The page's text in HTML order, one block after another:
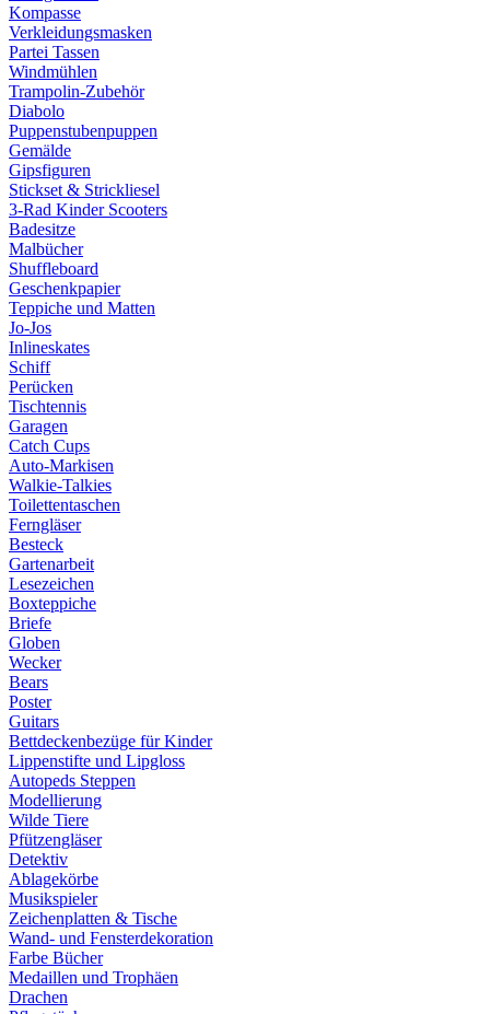
Kompasse
Verkleidungsmasken
Partei Tassen
Windmühlen
Trampolin-Zubehör
Diabolo
Puppenstubenpuppen
Gemälde
Gipsfiguren
Stickset & Strickliesel
3-Rad Kinder Scooters
Badesitze
Malbücher
Shuffleboard
Geschenkpapier
Teppiche und Matten
Jo-Jos
Inlineskates
Schiff
Perücken
Tischtennis
Garagen
Catch Cups
Auto-Markisen
Walkie-Talkies
Toilettentaschen
Ferngläser
Besteck
Gartenarbeit
Lesezeichen
Boxteppiche
Briefe
Globen
Wecker
Bears
Poster
Guitars
Bettdeckenbezüge für Kinder
Lippenstifte und Lipgloss
Autopeds Steppen
Modellierung
Wilde Tiere
Pfützengläser
Detektiv
Ablagekörbe
Musikspieler
Zeichenplatten & Tische
Wand- und Fensterdekoration
Farbe Bücher
Medaillen und Trophäen
Drachen